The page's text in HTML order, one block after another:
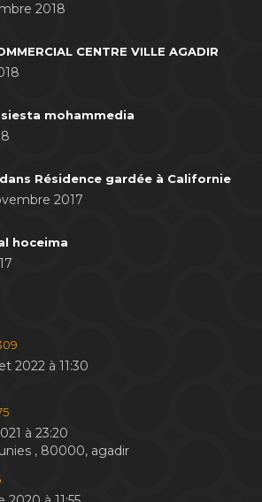
2018
CENTRE VILLE AGADIR
mohammedia
Résidence gardée à Californie
2017
hoceima
2022 à 11:30
à 23:20
, 80000, agadir